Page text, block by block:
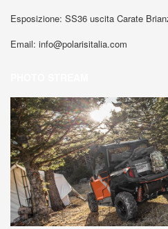
Esposizione: SS36 uscita Carate
Email: info@polarisitalia.com